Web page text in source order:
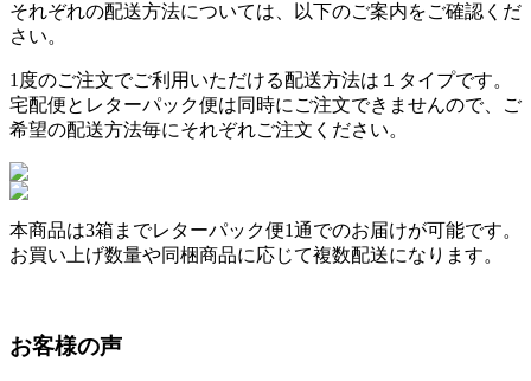
それぞれの配送方法については、以下のご案内をご確認くだ
さい。
1度のご注文でご利用いただける配送方法は１タイプです。
宅配便とレターパック便は同時にご注文できませんので、ご
希望の配送方法毎にそれぞれご注文ください。
本商品は3箱までレターパック便1通でのお届けが可能です。
お買い上げ数量や同梱商品に応じて複数配送になります。
お客様の声